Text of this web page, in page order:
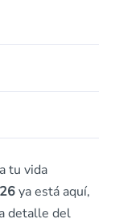
tu vida
ya está aquí,
detalle del